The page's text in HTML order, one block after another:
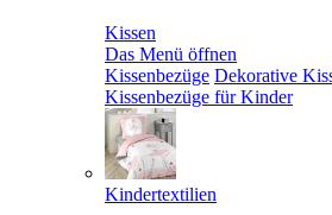
Kissen
Das Menü öffnen
Kissenbezüge Dekorative
Kissenbezüge für Kinder
Kindertextilien